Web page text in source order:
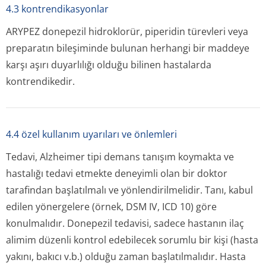
4.3 kontrendikasyonlar
ARYPEZ donepezil hidroklorür, piperidin türevleri veya
preparatın bileşiminde bulunan herhangi bir maddeye
karşı aşırı duyarlılığı olduğu bilinen hastalarda
kontrendikedir.
4.4 özel kullanım uyarıları ve önlemleri
Tedavi, Alzheimer tipi demans tanışım koymakta ve
hastalığı tedavi etmekte deneyimli olan bir doktor
tarafindan başlatılmalı ve yönlendirilmelidir. Tanı, kabul
edilen yönergelere (örnek, DSM IV, ICD 10) göre
konulmalıdır. Donepezil tedavisi, sadece hastanın ilaç
alimim düzenli kontrol edebilecek sorumlu bir kişi (hasta
yakını, bakıcı v.b.) olduğu zaman başlatılmalıdır. Hasta